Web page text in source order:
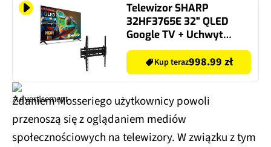
Telewizor SHARP
32HF3765E 32" QLED
Google TV + Uchwyt
GOTZE & JENSEN do TV
32-55 cali TM3540T
uchylny regulowany w
Kup teraz998.99 zł
Zdaniem Mosseriego użytkownicy powoli
przenoszą się z oglądaniem mediów
społecznościowych na telewizory. W związku z tym